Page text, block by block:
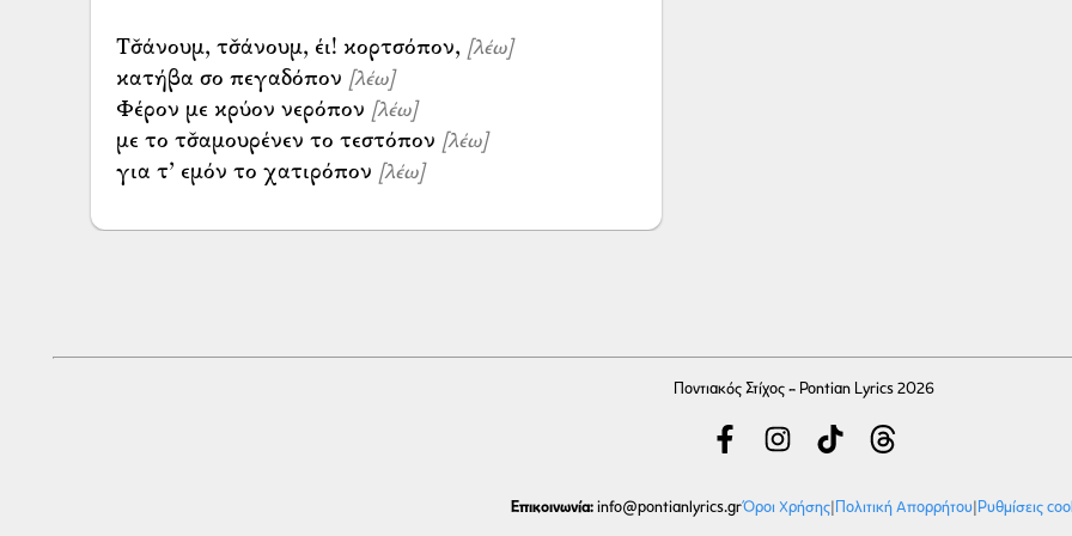
Τσ̌άνουμ, τσ̌άνουμ, έι! κορτσόπον, [λέω]
κατήβα σο πεγαδόπον [λέω]
Φέρον με κρύον νερόπον [λέω]
με το τσ̌αμουρένεν το τεστόπον [λέω]
για τ’ εμόν το χατιρόπον [λέω]
Ποντιακός Στίχος - Pontian Lyrics 2026
Επικοινωνία: info@pontianlyrics.grΌροι Χρήσης| Πολιτική Απορρήτου| Ρυθμίσεις